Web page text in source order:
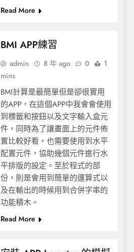
Read More
BMI APP練習
admin 8 年 ago 0
1
mins
BMI計算是最簡單但是卻很實用
的APP，在這個APP中我會會使用
到標籤和按鈕以及文字輸入盒元
件，同時為了讓畫面上的元件佈
置比較好看，也需要使用到水平
配置元件，協助幾個元件進行水
平排版的設定。至於程式的部
份，則是會用到簡單的運算式以
及在輸出的時候用到合併字串的
功能積木。
Read More